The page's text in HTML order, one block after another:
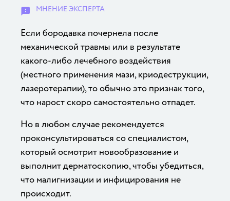
Если бородавка почернела после
механической травмы или в результате
какого-либо лечебного воздействия
(местного применения мази, криодеструкции,
лазеротерапии), то обычно это признак того,
что нарост скоро самостоятельно отпадет.
Но в любом случае рекомендуется
проконсультироваться со специалистом,
который осмотрит новообразование и
выполнит дерматоскопию, чтобы убедиться,
что малигнизации и инфицирования не
происходит.